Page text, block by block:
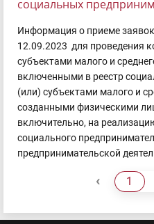
социальных
Информация о приеме
12.09.2023 для проведения
субъектами малого и
включенными в реестр
(или) субъектами малого и
созданными физическими
включительно, на
социального
предпринимательской
‹ 1